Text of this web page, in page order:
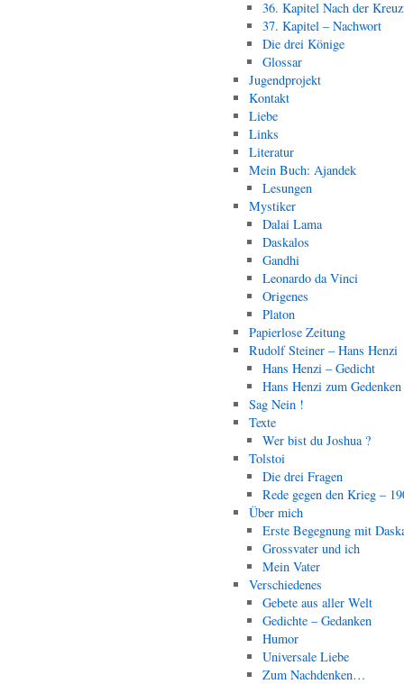
36. Kapitel Nach der
37. Kapitel – Nachwort
Die drei Könige
Glossar
Jugendprojekt
Kontakt
Liebe
Links
Literatur
Mein Buch: Ajandek
Lesungen
Mystiker
Dalai Lama
Daskalos
Gandhi
Leonardo da Vinci
Origenes
Platon
Papierlose Zeitung
Rudolf Steiner – Hans Henzi
Hans Henzi – Gedicht
Hans Henzi zum Gedenken
Sag Nein !
Texte
Wer bist du Joshua ?
Tolstoi
Die drei Fragen
Rede gegen den Krieg –
Über mich
Erste Begegnung mit
Grossvater und ich
Mein Vater
Verschiedenes
Gebete aus aller Welt
Gedichte – Gedanken
Humor
Universale Liebe
Zum Nachdenken…